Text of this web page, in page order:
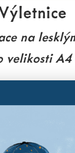
na
velikosti